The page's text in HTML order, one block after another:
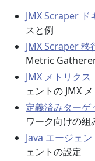
JMX Scraper ド
スと例
JMX Scraper 移
Metric
JMX メトリクス
ェントの JMX
定義済みターゲ
ワーク向けの組
Java エージェ
ェントの設定